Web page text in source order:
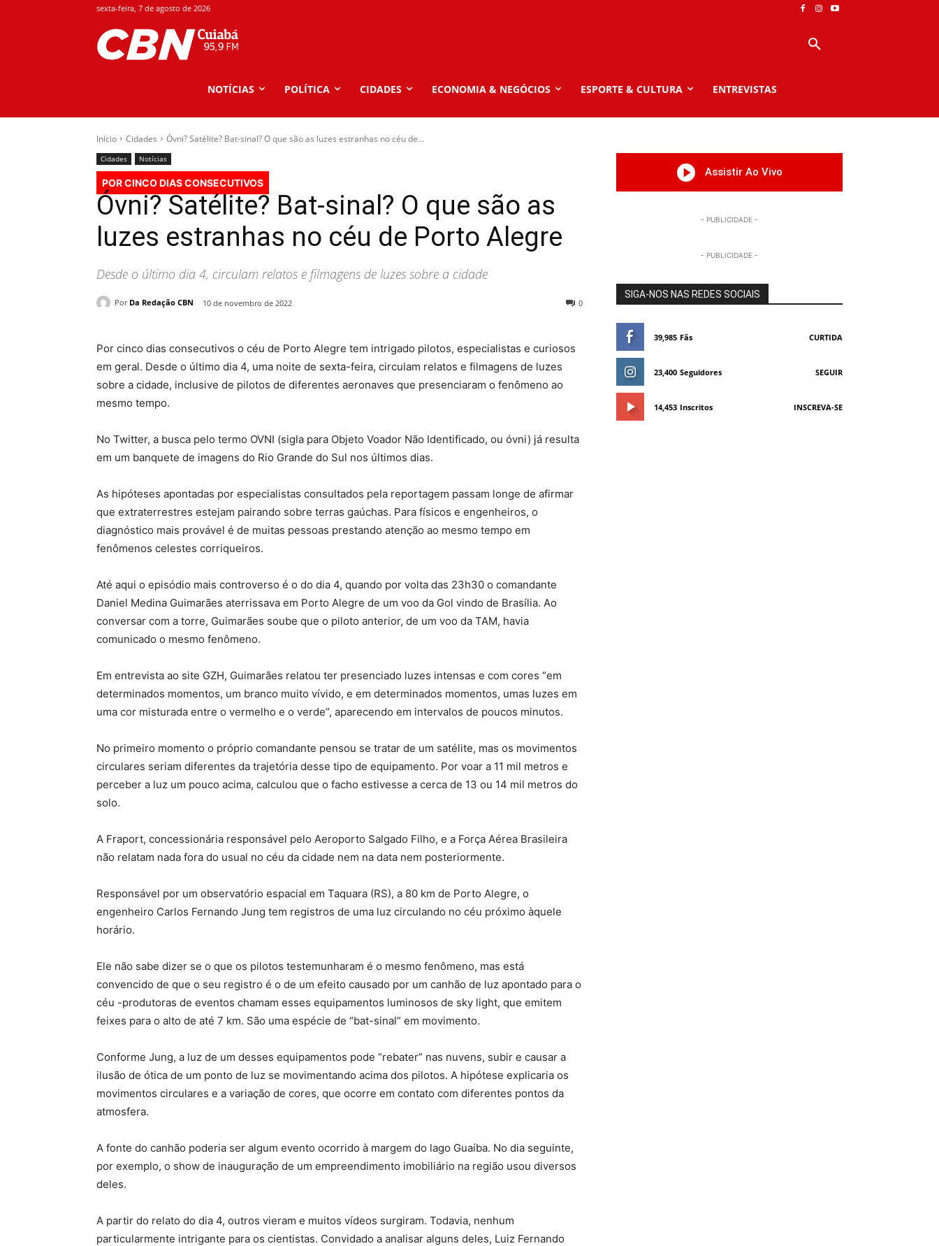
sexta-feira, 7 de agosto de 2026
NOTÍCIAS POLÍTICA CIDADES ECONOMIA & NEGÓCIOS ESPORTE & CULTURA ENTREVISTAS
Início Cidades Óvni? Satélite? Bat-sinal? O que são as luzes estranhas no céu de...
Cidades Notícias
POR CINCO DIAS CONSECUTIVOS
Óvni? Satélite? Bat-sinal? O que são as
luzes estranhas no céu de Porto Alegre
Desde o último dia 4, circulam relatos e filmagens de luzes sobre a cidade
Por Da Redação CBN 10 de novembro de 2022 0
Por cinco dias consecutivos o céu de Porto Alegre tem intrigado pilotos, especialistas e curiosos
em geral. Desde o último dia 4, uma noite de sexta-feira, circulam relatos e filmagens de luzes
sobre a cidade, inclusive de pilotos de diferentes aeronaves que presenciaram o fenômeno ao
mesmo tempo.
No Twitter, a busca pelo termo OVNI (sigla para Objeto Voador Não Identificado, ou óvni) já resulta
em um banquete de imagens do Rio Grande do Sul nos últimos dias.
As hipóteses apontadas por especialistas consultados pela reportagem passam longe de afirmar
que extraterrestres estejam pairando sobre terras gaúchas. Para físicos e engenheiros, o
diagnóstico mais provável é de muitas pessoas prestando atenção ao mesmo tempo em
fenômenos celestes corriqueiros.
Até aqui o episódio mais controverso é o do dia 4, quando por volta das 23h30 o comandante
Daniel Medina Guimarães aterrissava em Porto Alegre de um voo da Gol vindo de Brasília. Ao
conversar com a torre, Guimarães soube que o piloto anterior, de um voo da TAM, havia
comunicado o mesmo fenômeno.
Em entrevista ao site GZH, Guimarães relatou ter presenciado luzes intensas e com cores “em
determinados momentos, um branco muito vívido, e em determinados momentos, umas luzes em
uma cor misturada entre o vermelho e o verde”, aparecendo em intervalos de poucos minutos.
No primeiro momento o próprio comandante pensou se tratar de um satélite, mas os movimentos
circulares seriam diferentes da trajetória desse tipo de equipamento. Por voar a 11 mil metros e
perceber a luz um pouco acima, calculou que o facho estivesse a cerca de 13 ou 14 mil metros do
solo.
A Fraport, concessionária responsável pelo Aeroporto Salgado Filho, e a Força Aérea Brasileira
não relatam nada fora do usual no céu da cidade nem na data nem posteriormente.
Responsável por um observatório espacial em Taquara (RS), a 80 km de Porto Alegre, o
engenheiro Carlos Fernando Jung tem registros de uma luz circulando no céu próximo àquele
horário.
Ele não sabe dizer se o que os pilotos testemunharam é o mesmo fenômeno, mas está
convencido de que o seu registro é o de um efeito causado por um canhão de luz apontado para o
céu -produtoras de eventos chamam esses equipamentos luminosos de sky light, que emitem
feixes para o alto de até 7 km. São uma espécie de “bat-sinal” em movimento.
Conforme Jung, a luz de um desses equipamentos pode “rebater” nas nuvens, subir e causar a
ilusão de ótica de um ponto de luz se movimentando acima dos pilotos. A hipótese explicaria os
movimentos circulares e a variação de cores, que ocorre em contato com diferentes pontos da
atmosfera.
A fonte do canhão poderia ser algum evento ocorrido à margem do lago Guaíba. No dia seguinte,
por exemplo, o show de inauguração de um empreendimento imobiliário na região usou diversos
deles.
A partir do relato do dia 4, outros vieram e muitos vídeos surgiram. Todavia, nenhum
particularmente intrigante para os cientistas. Convidado a analisar alguns deles, Luiz Fernando
Assistir Ao Vivo
- PUBLICIDADE -
- PUBLICIDADE -
SIGA-NOS NAS REDES SOCIAIS
39,985 Fãs CURTIDA
23,400 Seguidores SEGUIR
14,453 Inscritos INSCREVA-SE